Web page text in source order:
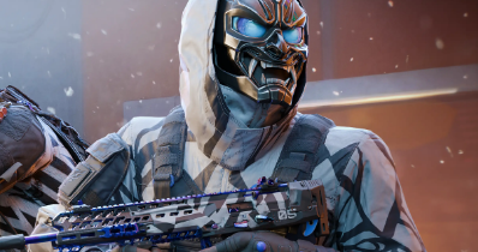
取消
动视有权随时更新、替换或删除此游戏内容。
分享
电子邮件
Facebook
X
复制链接